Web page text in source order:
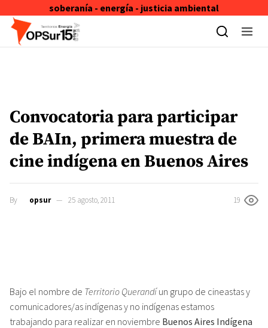
soberanía - energía - justicia ambiental
Skip to content
Convocatoria para participar
de BAIn, primera muestra de
cine indígena en Buenos Aires
By opsur 25 agosto, 2011 19
Bajo el nombre de Territorio Querandíun grupo de cineastas y
comunicadores/as indígenas y no indígenas estamos
trabajando para realizar en noviembre Buenos Aires Indígena